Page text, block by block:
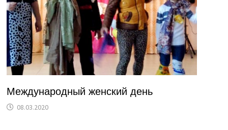
Международный женский день
08.03.2020